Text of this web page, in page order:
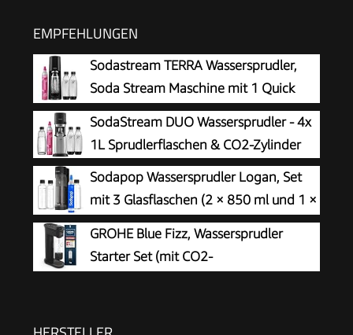
EMPFEHLUNGEN
Sodastream TERRA Wassersprudler,
Soda Stream Maschine mit 1 Quick
Connect 60L CO2-Zylinder, 2x 1L und
3x 1L spülmaschinengeeignete Kunststoff-
Sprudlerflaschen, Höhe 44 cm, Schwarz
SodaStream DUO Wassersprudler - 4x
1L Sprudlerflaschen & CO2-Zylinder
Sodapop Wassersprudler Logan, Set
mit 3 Glasflaschen (2 × 850 ml und 1 ×
600 ml) und 1 CO₂-Zylinder, Matt
Schwarz, Höhe 42,6 cm
GROHE Blue Fizz, Wassersprudler
Starter Set (mit CO2-
Wasserflasche + Reinigungspulver), schwarz,